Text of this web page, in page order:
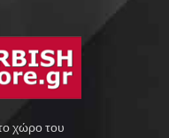
χώρο του